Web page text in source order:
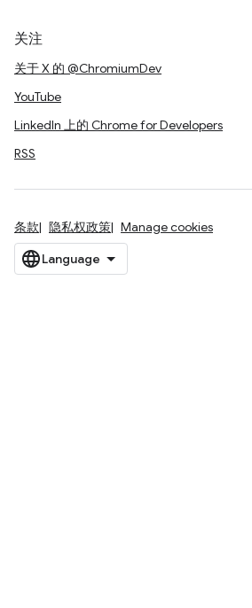
关注
关于 X 的 @ChromiumDev
YouTube
LinkedIn 上的 Chrome for Developers
RSS
条款 隐私权政策 Manage cookies